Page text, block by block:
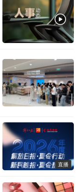
直播